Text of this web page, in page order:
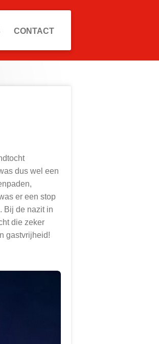
CONTACT
dus wel een
er een stop
Bij de nazit in
die zeker
gastvrijheid!